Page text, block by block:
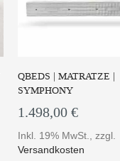
QBEDS | MATRATZE |
SYMPHONY
1.498,00 €
Inkl. 19% MwSt.
zzgl.
Versandkosten